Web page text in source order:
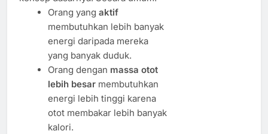
Orang yang aktif
membutuhkan lebih banyak
energi daripada mereka
yang banyak duduk.
Orang dengan massa otot
lebih besarmembutuhkan
energi lebih tinggi karena
otot membakar lebih banyak
kalori.